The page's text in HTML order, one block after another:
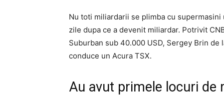
Nu toti miliardarii se plimba cu
zile dupa ce a devenit miliardar. Potrivit
Suburban sub 40.000 USD, Sergey Brin
conduce un Acura TSX.
Au avut primele locuri de